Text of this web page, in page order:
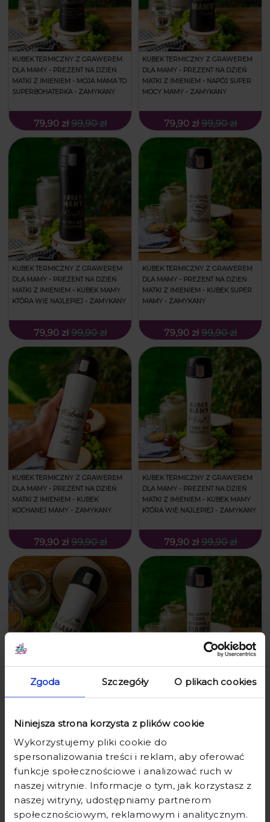
Zgoda Szczegóły O plikach cookies
Niniejsza strona korzysta z plików cookie
Wykorzystujemy pliki cookie do
spersonalizowania treści i reklam, aby oferować
funkcje społecznościowe i analizować ruch w
naszej witrynie. Informacje o tym, jak korzystasz z
naszej witryny, udostępniamy partnerom
społecznościowym, reklamowym i analitycznym.
KUBEK TERMICZNY Z GRAWEREM
DLA MAMY - PREZENT NA DZIEŃ
MATKI Z IMIENIEM - MOJA MAMA TO
SUPERBOHATERKA - ZAMYKANY
79,90 zł 99,90 zł
KUBEK TERMICZNY Z GRAWEREM
DLA MAMY - PREZENT NA DZIEŃ
MATKI Z IMIENIEM - NAPÓJ SUPER
MOCY MAMY - ZAMYKANY
79,90 zł 99,90 zł
KUBEK TERMICZNY Z GRAWEREM
DLA MAMY - PREZENT NA DZIEŃ
MATKI Z IMIENIEM - KUBEK MAMY
KTÓRA WIE NAJLEPIEJ - ZAMYKANY
79,90 zł 99,90 zł
KUBEK TERMICZNY Z GRAWEREM
DLA MAMY - PREZENT NA DZIEŃ
MATKI Z IMIENIEM - KUBEK SUPER
MAMY - ZAMYKANY
79,90 zł 99,90 zł
KUBEK TERMICZNY Z GRAWEREM
DLA MAMY - PREZENT NA DZIEŃ
MATKI Z IMIENIEM - KUBEK
KOCHANEJ MAMY - ZAMYKANY
79,90 zł 99,90 zł
KUBEK TERMICZNY Z GRAWEREM
DLA MAMY - PREZENT NA DZIEŃ
MATKI Z IMIENIEM - KUBEK MAMY
KTÓRA WIE NAJLEPIEJ - ZAMYKANY
79,90 zł 99,90 zł
KUBEK TERMICZNY Z GRAWEREM
DLA MAMY - PREZENT NA DZIEŃ
MAMA - ZAMYKANY
79,90 zł 99,90 zł
KUBEK TERMICZNY Z GRAWEREM
KOCHANEJ MAMY - ZAMYKANY
79,90 zł 99,90 zł